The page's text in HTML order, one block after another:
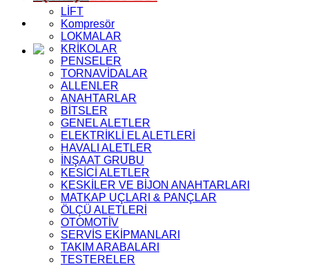
LİFT
Kompresör
LOKMALAR
KRİKOLAR
PENSELER
TORNAVİDALAR
ALLENLER
ANAHTARLAR
BİTSLER
GENEL ALETLER
ELEKTRİKLİ EL ALETLERİ
HAVALI ALETLER
İNŞAAT GRUBU
KESİCİ ALETLER
KESKİLER VE BİJON ANAHTARLARI
MATKAP UÇLARI & PANÇLAR
ÖLÇÜ ALETLERİ
OTOMOTİV
SERVİS EKİPMANLARI
TAKIM ARABALARI
TESTERELER